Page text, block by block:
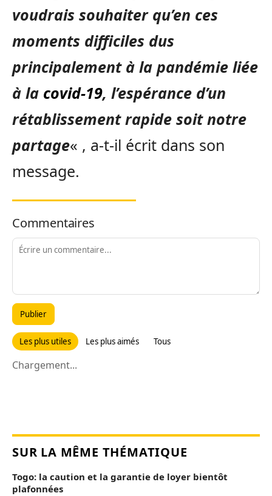
voudrais souhaiter qu’en ces
moments difficiles dus
principalement à la pandémie liée
à la covid-19, l’espérance d’un
rétablissement rapide soit notre
partage« , a-t-il écrit dans son
message.
Commentaires
Publier
Les plus utiles Les plus aimés Tous
Chargement...
SUR LA MÊME THÉMATIQUE
Togo: la caution et la garantie de loyer bientôt
plafonnées